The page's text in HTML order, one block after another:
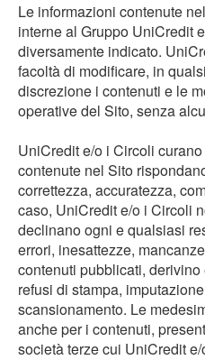
Le informazioni contenute
interne al Gruppo UniCredit
diversamente indicato.
facoltà di modificare, in
discrezione i contenuti e le
operative del Sito, senza
UniCredit e/o i Circoli
contenute nel Sito
correttezza, accuratezza,
caso, UniCredit e/o i Circoli
declinano ogni e qualsiasi
errori, inesattezze,
contenuti pubblicati,
refusi di stampa,
scansionamento. Le
anche per i contenuti,
società terze cui UniCredit